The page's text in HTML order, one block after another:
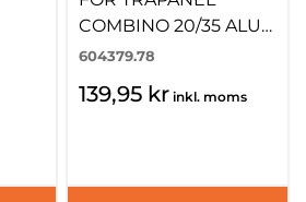
COMBINO 20/35 ALU
FÖRBORRAD
604379.78
139,95 kr inkl. moms